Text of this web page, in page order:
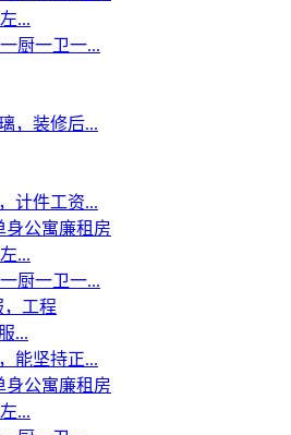
...
厨一卫一...
，装修后...
计件工资...
...
厨一卫一...
...
能坚持正...
...